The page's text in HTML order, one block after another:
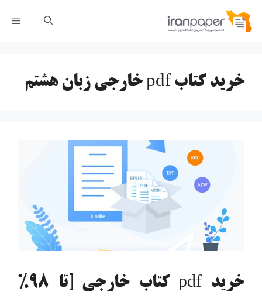
پرش
خرید کتاب pdf خارجی زبان هشتم
خرید pdf کتاب خارجی [تا 98%